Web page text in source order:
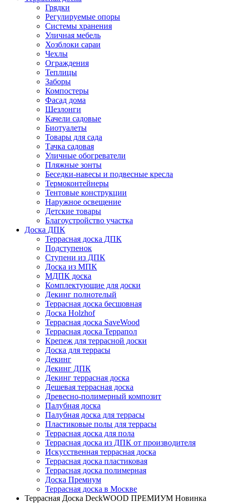
Грядки
Регулируемые опоры
Системы хранения
Уличная мебель
Хозблоки сараи
Чехлы
Ограждения
Теплицы
Заборы
Компостеры
Фасад дома
Шезлонги
Качели садовые
Биотуалеты
Товары для сада
Тачка садовая
Уличные обогреватели
Пляжные зонты
Беседки-навесы и подвесные кресла
Термоконтейнеры
Тентовые конструкции
Наружное освещение
Детские товары
Благоустройство участка
Доска ДПК
Террасная доска ДПК
Подступенок
Ступени из ДПК
Доска из МПК
МДПК доска
Комплектующие для доски
Декинг полнотелый
Террасная доска бесшовная
Доска Holzhof
Террасная доска SaveWood
Террасная доска Террапол
Крепеж для террасной доски
Доска для террасы
Декинг
Декинг ДПК
Декинг террасная доска
Дешевая террасная доска
Древесно-полимерный композит
Палубная доска
Палубная доска для террасы
Пластиковые полы для террасы
Террасная доска для пола
Террасная доска из ДПК от производителя
Искусственная террасная доска
Террасная доска пластиковая
Террасная доска полимерная
Доска Премиум
Террасная доска в Москве
Террасная Доска DeckWOOD ПРЕМИУМ Новинка